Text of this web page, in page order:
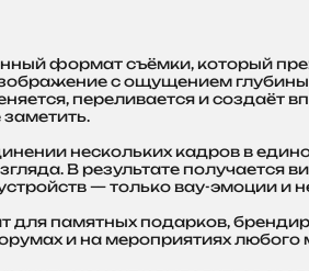
формат съёмки, который
с ощущением
переливается и создаёт
нескольких кадров в
В результате получается
— только вау-эмоции и
для памятных подарков,
и на мероприятиях любого